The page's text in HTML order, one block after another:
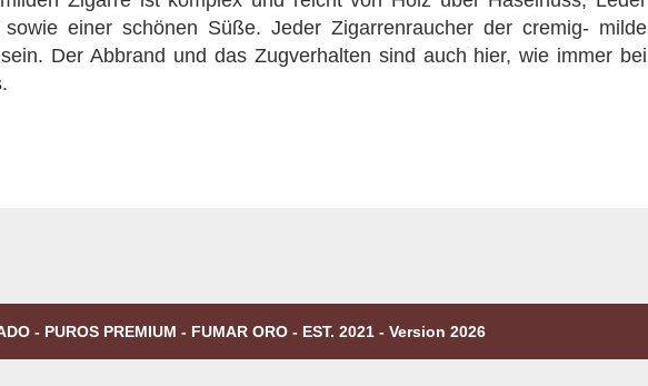
einer schönen Süße. Jeder Zigarrenraucher der cremig- milde
Der Abbrand und das Zugverhalten sind auch hier, wie immer bei
- PUROS PREMIUM - FUMAR ORO - EST. 2021 - Version 2026